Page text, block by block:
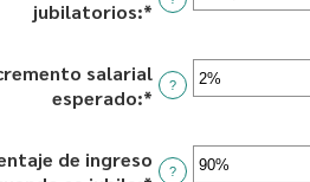
100%
jubilatorios:* Enter
amount
between
$100,000,000
salarial
esperado:* Enter
amount
between
?
de ingreso
?